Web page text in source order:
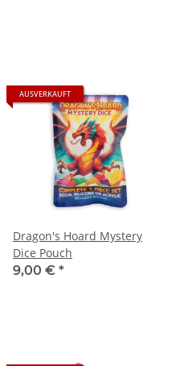
AUSVERKAUFT
Dragon's Hoard Mystery
Dice Pouch
9,00 € *